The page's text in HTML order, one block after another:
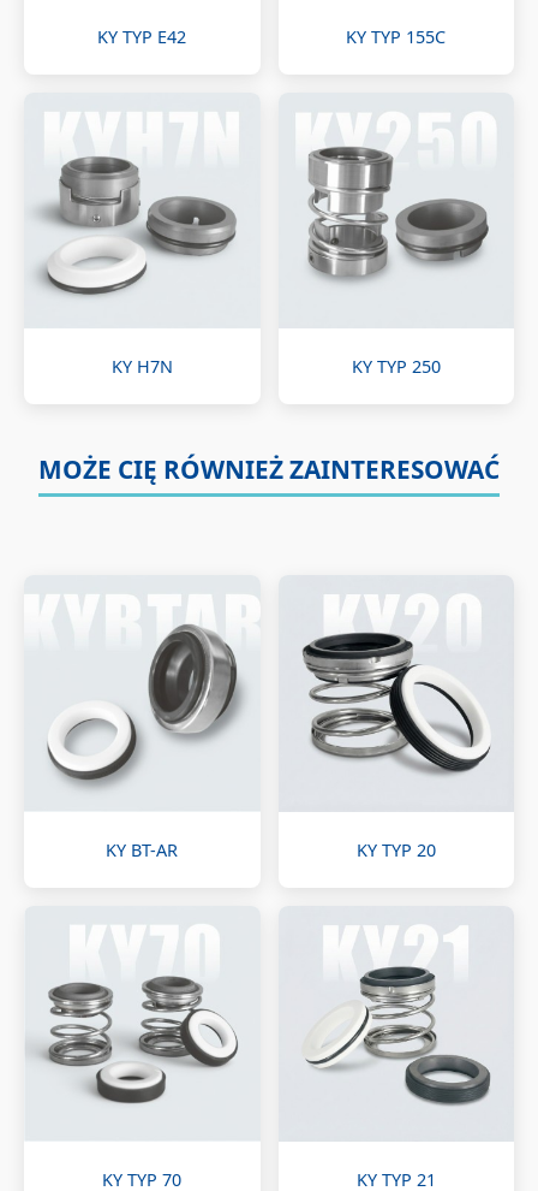
KY TYP E42 KY TYP 155C
KY H7N KY TYP 250
MOŻE CIĘ RÓWNIEŻ ZAINTERESOWAĆ
KY BT-AR KY TYP 20
KY TYP 70 KY TYP 21